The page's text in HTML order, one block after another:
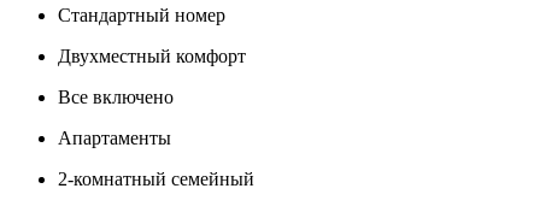
Стандартный номер
Двухместный комфорт
Все включено
Апартаменты
2-комнатный семейный